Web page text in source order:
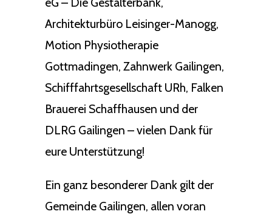
Architekturbüro Leisinger-Manogg,
Motion Physiotherapie
Gottmadingen, Zahnwerk Gailingen,
Schifffahrtsgesellschaft URh, Falken
Brauerei Schaffhausen und der
DLRG Gailingen – vielen Dank für
eure Unterstützung!
Ein ganz besonderer Dank gilt der
Gemeinde Gailingen, allen voran